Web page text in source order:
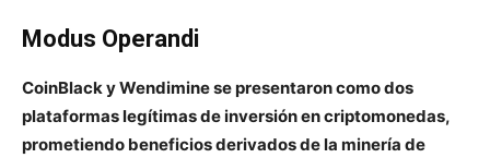
Modus Operandi
CoinBlack y Wendimine se presentaron como dos
plataformas legítimas de inversión en criptomonedas,
prometiendo beneficios derivados de la minería de